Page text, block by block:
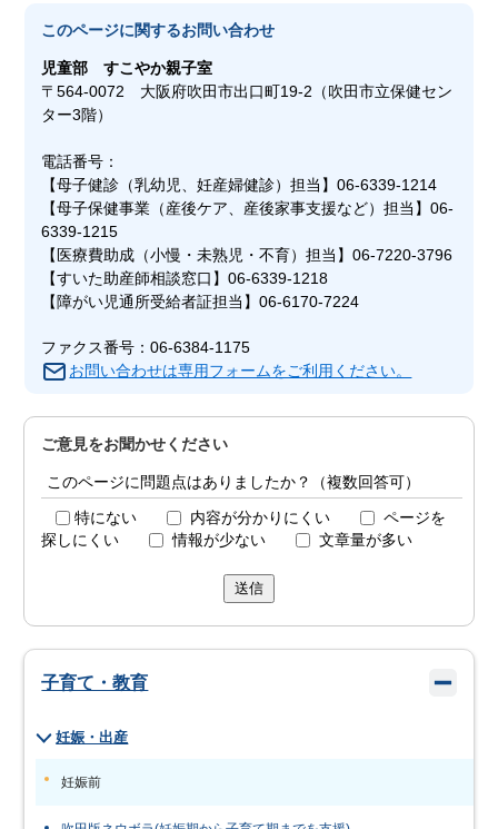
このページに関するお問い合わせ
児童部 すこやか親子室
〒564-0072 大阪府吹田市出口町19-2（吹田市立保健セン
ター3階）
電話番号：
【母子健診（乳幼児、妊産婦健診）担当】06-6339-1214
【母子保健事業（産後ケア、産後家事支援など）担当】06-
6339-1215
【医療費助成（小慢・未熟児・不育）担当】06-7220-3796
【すいた助産師相談窓口】06-6339-1218
【障がい児通所受給者証担当】06-6170-7224
ファクス番号：06-6384-1175
お問い合わせは専用フォームをご利用ください。
ご意見をお聞かせください
このページに問題点はありましたか？（複数回答可）
特にない 内容が分かりにくい
ページを
探しにくい
情報が少ない 文章量が多い
送信
子育て・教育
妊娠・出産
妊娠前